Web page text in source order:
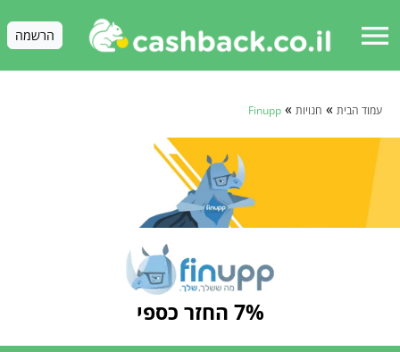
menu הרשמה
עמוד הבית » חנויות »
Finupp
7% החזר כספי